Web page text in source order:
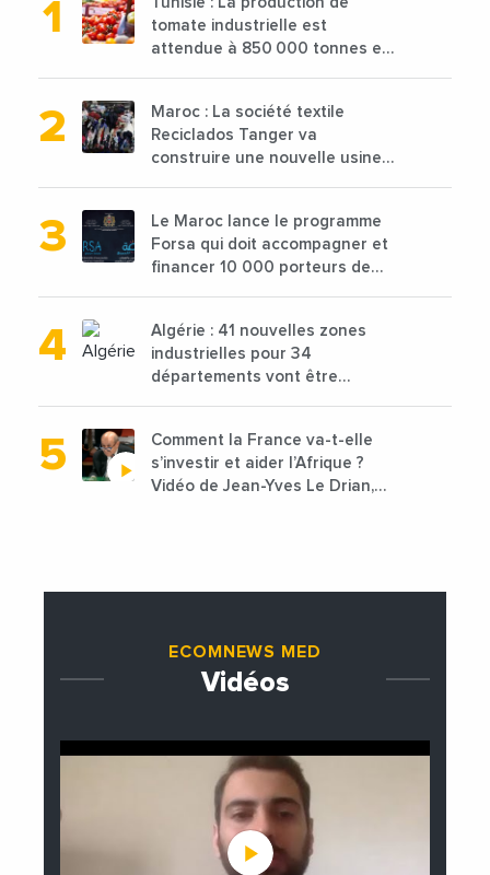
tomate industrielle est
attendue à 850 000 tonnes en
Maroc : La société textile
Reciclados Tanger va
construire une nouvelle usine
Le Maroc lance le programme
Forsa qui doit accompagner et
financer 10 000 porteurs de
Algérie : 41 nouvelles zones
industrielles pour 34
départements vont être
Comment la France va-t-elle
s’investir et aider l’Afrique ?
Vidéo de Jean-Yves Le Drian,
ECOMNEWS MED
Vidéos